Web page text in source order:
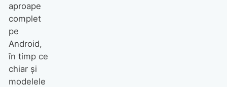
aproape
complet
pe
Android,
în timp ce
chiar și
modelele